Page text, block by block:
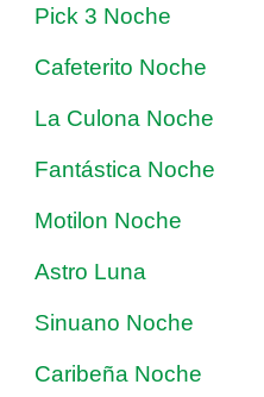
Pick 3 Noche
Cafeterito Noche
La Culona Noche
Fantástica Noche
Motilon Noche
Astro Luna
Sinuano Noche
Caribeña Noche